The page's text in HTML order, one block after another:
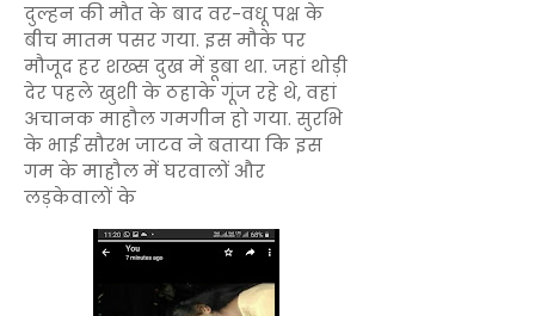
दुल्हन की मौत के बाद वर-वधू पक्ष के
बीच मातम पसर गया. इस मौके पर
मौजूद हर शख्स दुख में डूबा था. जहां थोड़ी
देर पहले खुशी के ठहाके गूंज रहे थे, वहां
अचानक माहौल गमगीन हो गया. सुरभि
के भाई सौरभ जाटव ने बताया कि इस
गम के माहौल में घरवालों और
लड़केवालों के